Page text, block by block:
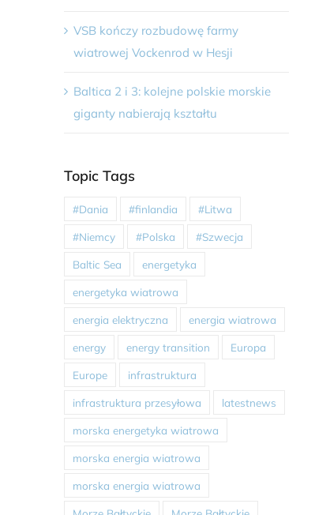
VSB kończy rozbudowę farmy
wiatrowej Vockenrod w Hesji
Baltica 2 i 3: kolejne polskie morskie
giganty nabierają kształtu
Topic Tags
#Dania #finlandia #Litwa
#Niemcy #Polska #Szwecja
Baltic Sea energetyka
energetyka wiatrowa
energia elektryczna energia wiatrowa
energy energy transition Europa
Europe infrastruktura
infrastruktura przesyłowa latestnews
morska energetyka wiatrowa
morska energia wiatrowa
morska energia wiatrowa